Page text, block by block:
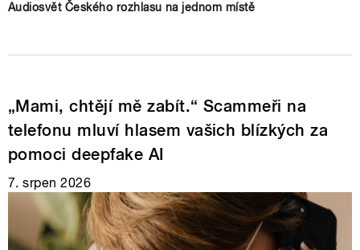
Audiosvět Českého rozhlasu na jednom místě
„Mami, chtějí mě zabít.“ Scammeři na
telefonu mluví hlasem vašich blízkých za
pomoci deepfake AI
7. srpen 2026